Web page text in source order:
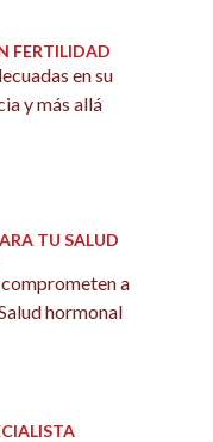
FERTILIDAD
en su
y más allá
TU SALUD
a
hormonal